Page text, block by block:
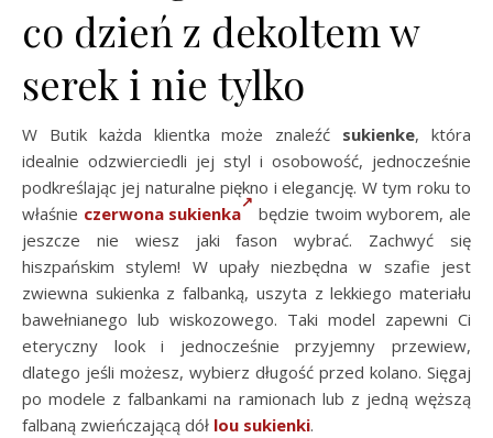
co dzień z dekoltem w
serek i nie tylko
W Butik każda klientka może znaleźć sukienke, która
idealnie odzwierciedli jej styl i osobowość, jednocześnie
podkreślając jej naturalne piękno i elegancję. W tym roku to
właśnie czerwona sukienka
będzie twoim wyborem, ale
jeszcze nie wiesz jaki fason wybrać. Zachwyć się
hiszpańskim stylem! W upały niezbędna w szafie jest
zwiewna sukienka z falbanką, uszyta z lekkiego materiału
bawełnianego lub wiskozowego. Taki model zapewni Ci
eteryczny look i jednocześnie przyjemny przewiew,
dlatego jeśli możesz, wybierz długość przed kolano. Sięgaj
po modele z falbankami na ramionach lub z jedną węższą
falbaną zwieńczającą dół lou sukienki.